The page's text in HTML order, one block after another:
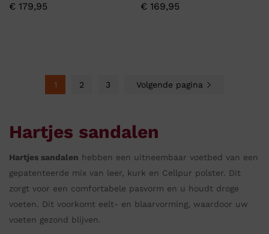
€ 179,95 € 169,95
1 2 3 Volgende pagina
Hartjes sandalen
Hartjes sandalen hebben een uitneembaar voetbed van een
gepatenteerde mix van leer, kurk en Cellpur polster. Dit
zorgt voor een comfortabele pasvorm en u houdt droge
voeten. Dit voorkomt eelt- en blaarvorming, waardoor uw
voeten gezond blijven.